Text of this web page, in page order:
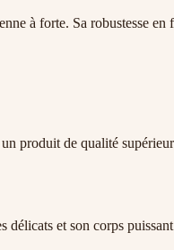
à forte. Sa robustesse
produit de qualité
et son corps